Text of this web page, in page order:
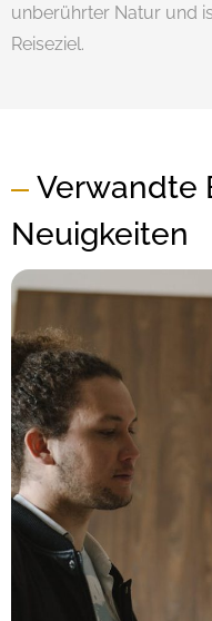
unberührter Natur und
Reiseziel.
Verwandte
Neuigkeiten